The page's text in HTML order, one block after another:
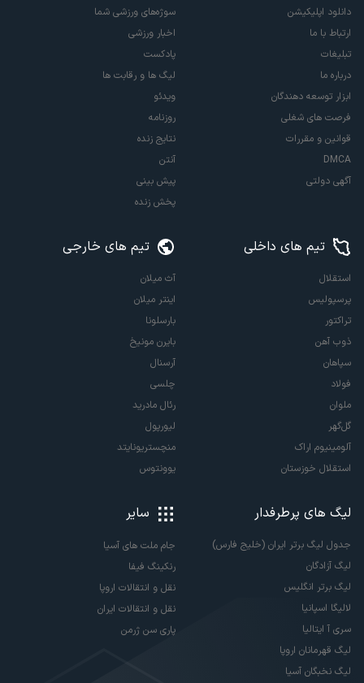
دانلود اپلیکیشن
ارتباط با ما
تبلیغات
درباره ما
ابزار توسعه دهندگان
فرصت های شغلی
قوانین و مقررات
DMCA
آگهی دولتی
سوژه‌های ورزشی شما
اخبار ورزشی
پادکست
لیگ ها و رقابت ها
ویدئو
روزنامه
نتایج زنده
آنتن
پیش بینی
پخش زنده
تیم های داخلی
استقلال
پرسپولیس
تراکتور
ذوب آهن
سپاهان
فولاد
ملوان
گل‌گهر
آلومینیوم اراک
استقلال خوزستان
تیم های خارجی
آث میلان
اینتر میلان
بارسلونا
بایرن مونیخ
آرسنال
چلسی
رئال مادرید
لیورپول
منچستریونایتد
یوونتوس
لیگ های پرطرفدار
جدول لیگ برتر ایران (خلیج فارس)
لیگ آزادگان
لیگ برتر انگلیس
لالیگا اسپانیا
سری آ ایتالیا
لیگ قهرمانان اروپا
لیگ نخبگان آسیا
سایر
جام ملت های آسیا
رنکینگ فیفا
نقل و انتقالات اروپا
نقل و انتقالات ایران
پاری سن ژرمن